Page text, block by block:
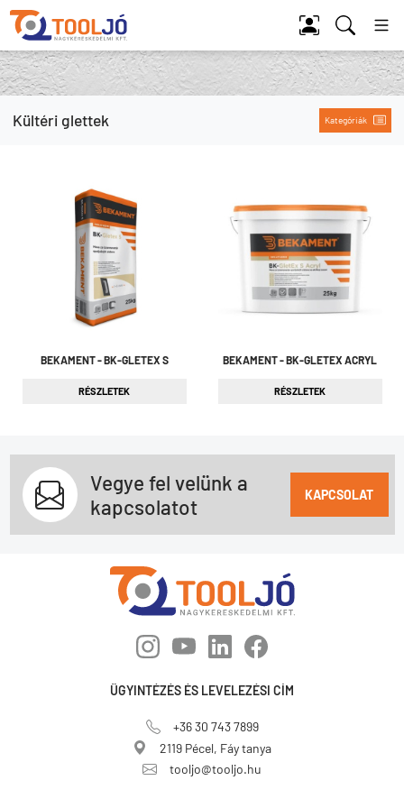
Tool Jó
Kültéri glettek Kategóriák
BEKAMENT - BK-GLETEX S
RÉSZLETEK
BEKAMENT - BK-GLETEX ACRYL
RÉSZLETEK
Vegye fel velünk a
kapcsolatot
KAPCSOLAT
ÜGYINTÉZÉS ÉS LEVELEZÉSI CÍM
+36 30 743 7899
2119 Pécel, Fáy tanya
tooljo@tooljo.hu